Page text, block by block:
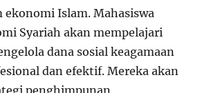
ekonomi Islam. Mahasiswa
Syariah akan mempelajari
dana sosial keagamaan
dan efektif. Mereka akan
penghimpunan,